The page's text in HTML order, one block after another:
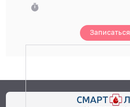
Записаться